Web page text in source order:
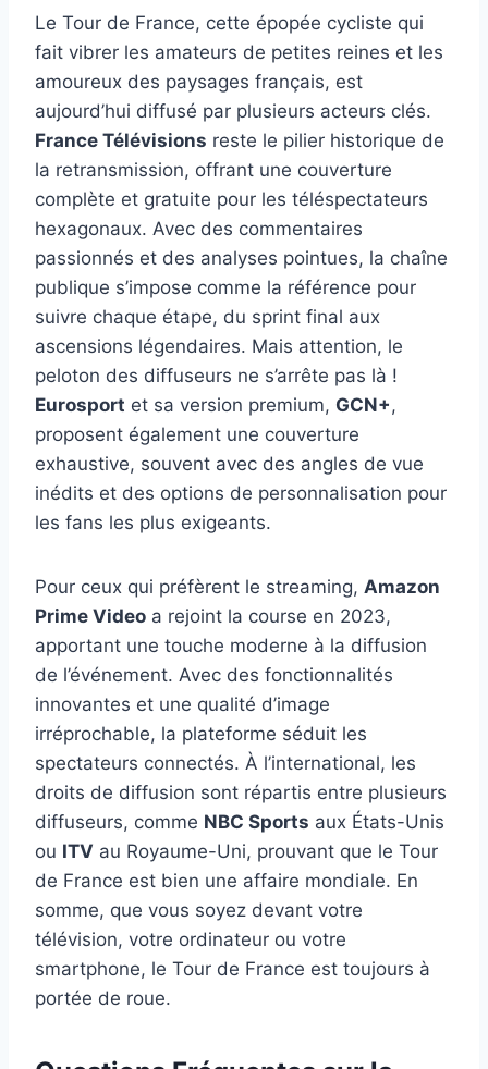
Le Tour de France, cette épopée cycliste qui
fait vibrer les amateurs de petites reines et les
amoureux des paysages français, est
aujourd’hui diffusé par plusieurs acteurs clés.
France Télévisions reste le pilier historique de
la retransmission, offrant une couverture
complète et gratuite pour les téléspectateurs
hexagonaux. Avec des commentaires
passionnés et des analyses pointues, la chaîne
publique s’impose comme la référence pour
suivre chaque étape, du sprint final aux
ascensions légendaires. Mais attention, le
peloton des diffuseurs ne s’arrête pas là !
Eurosport et sa version premium, GCN+,
proposent également une couverture
exhaustive, souvent avec des angles de vue
inédits et des options de personnalisation pour
les fans les plus exigeants.
Pour ceux qui préfèrent le streaming, Amazon
Prime Video a rejoint la course en 2023,
apportant une touche moderne à la diffusion
de l’événement. Avec des fonctionnalités
innovantes et une qualité d’image
irréprochable, la plateforme séduit les
spectateurs connectés. À l’international, les
droits de diffusion sont répartis entre plusieurs
diffuseurs, comme NBC Sports aux États-Unis
ou ITV au Royaume-Uni, prouvant que le Tour
de France est bien une affaire mondiale. En
somme, que vous soyez devant votre
télévision, votre ordinateur ou votre
smartphone, le Tour de France est toujours à
portée de roue.